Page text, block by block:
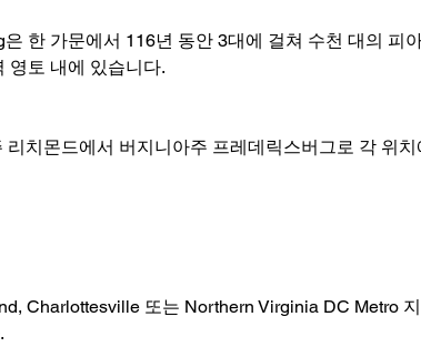
한 가문에서 116년 동안 3대에 걸쳐 수천 대의 피
영토 내에 있습니다.
치몬드에서 버지니아주 프레데릭스버그로 각 위
Charlottesville 또는 Northern Virginia DC Metro